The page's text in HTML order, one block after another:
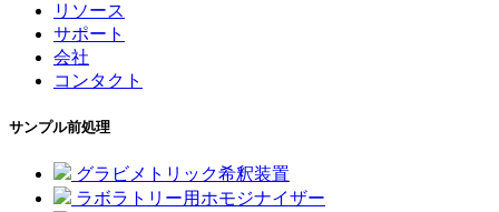
リソース
サポート
会社
コンタクト
サンプル前処理
グラビメトリック希釈装置
ラボラトリー用ホモジナイザー